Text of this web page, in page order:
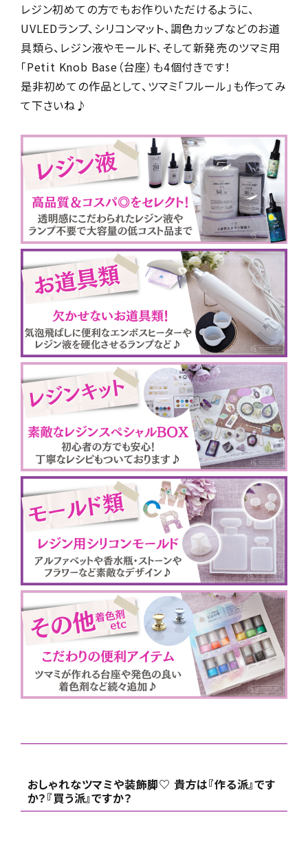
レジン初めての方でもお作りいただけるように、
UVLEDランプ、シリコンマット、調色カップなどのお道
具類ら、レジン液やモールド、そして新発売のツマミ用
「Petit Knob Base（台座）も4個付きです！
是非初めての作品として、ツマミ「フルール」も作ってみ
て下さいね♪
おしゃれなツマミや装飾脚♡ 貴方は『作る派』です
か？『買う派』ですか？